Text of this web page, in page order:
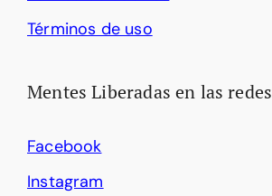
Términos de uso
Mentes Liberadas en las redes
Facebook
Instagram